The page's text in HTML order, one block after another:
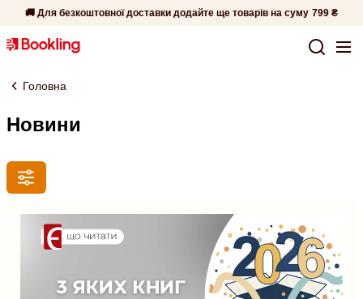
🚚 Для безкоштовної доставки додайте ще товарів на суму 799 ₴
Головна
Новини